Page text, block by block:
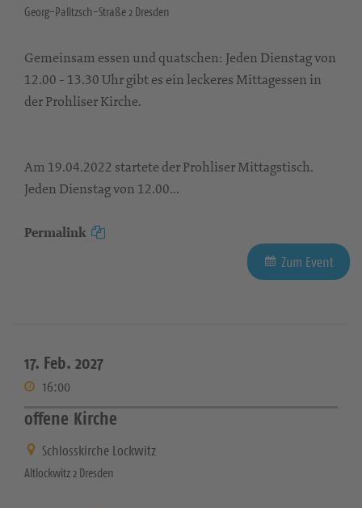
Georg-Palitzsch-Straße 2 Dresden
Gemeinsam essen und quatschen: Jeden Dienstag von
12.00 - 13.30 Uhr gibt es ein leckeres Mittagessen in
der Prohliser Kirche.
Am 19.04.2022 startete der Prohliser Mittagstisch.
Jeden Dienstag von 12.00...
Permalink
Zum Event
17. Feb. 2027
16:00
offene Kirche
Schlosskirche Lockwitz
Altlockwitz 2 Dresden